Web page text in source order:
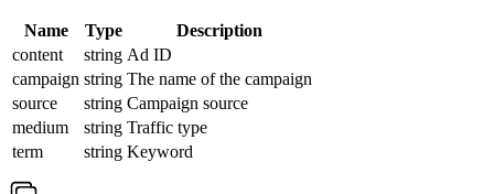
Name Type
Description
content
string Ad ID
campaign string The name of the campaign
source
string Campaign source
medium
string Traffic type
term
string Keyword